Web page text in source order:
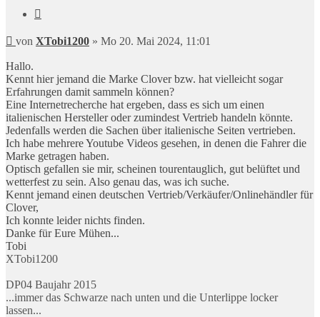
Beitrag
von XTobi1200 » Mo 20. Mai 2024, 11:01
Hallo.
Kennt hier jemand die Marke Clover bzw. hat vielleicht sogar
Erfahrungen damit sammeln können?
Eine Internetrecherche hat ergeben, dass es sich um einen
italienischen Hersteller oder zumindest Vertrieb handeln könnte.
Jedenfalls werden die Sachen über italienische Seiten vertrieben.
Ich habe mehrere Youtube Videos gesehen, in denen die Fahrer die
Marke getragen haben.
Optisch gefallen sie mir, scheinen tourentauglich, gut belüftet und
wetterfest zu sein. Also genau das, was ich suche.
Kennt jemand einen deutschen Vertrieb/Verkäufer/Onlinehändler für
Clover,
Ich konnte leider nichts finden.
Danke für Eure Mühen...
Tobi
XTobi1200
DP04 Baujahr 2015
...immer das Schwarze nach unten und die Unterlippe locker
lassen...